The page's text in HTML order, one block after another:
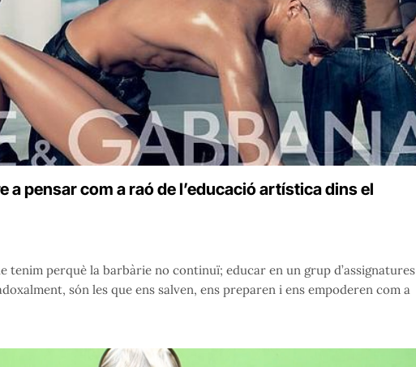
a pensar com a raó de l’educació artística dins el
tenim perquè la barbàrie no continuï; educar en un grup d’assignatures
són les que ens salven, ens preparen i ens empoderen com a